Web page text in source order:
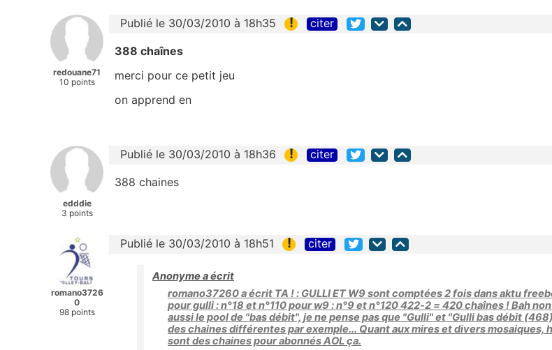
redouane71
10 points
Publié le 30/03/2010 à 18h35 ! citer
388 chaînes
merci pour ce petit jeu
on apprend en
edddie
3 points
Publié le 30/03/2010 à 18h36 ! citer
388 chaines
romano3726
0
98 points
Publié le 30/03/2010 à 18h51 ! citer
Anonyme a écrit
romano37260 a écrit TA ! : GULLI ET W9 sont comptées 2 fois dans aktu
pour gulli : n°18 et n°110 pour w9 : n°9 et n°120 422-2 = 420 chaînes ! Bah
aussi le pool de "bas débit", je ne pense pas que "Gulli" et "Gulli bas débit
des chaines différentes par exemple... Quant aux mires et divers mosaiques,
sont des chaines pour abonnés AOL ça.